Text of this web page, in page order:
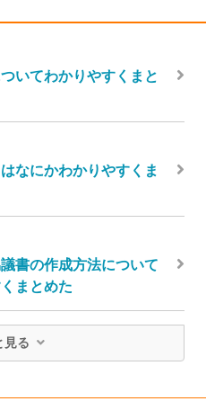
いてわかりやすくまと
なにかわかりやすくま
書の作成方法について
まとめた
見る